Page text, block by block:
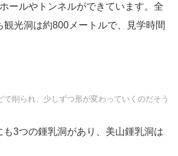
ールやトンネルができています。全
観光洞は約800メートルで、見学時間
で削られ、少しずつ形が変わっていくのだそう
も3つの鍾乳洞があり、美山鍾乳洞は